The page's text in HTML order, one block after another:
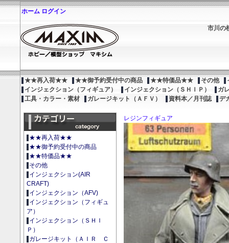
ホーム ログイン
市川の
★★再入荷★★ ★★御予約受付中の商品 ★★特価品★★ その他
インジェクション（フィギュア）
インジェクション（ＳＨＩＰ）
ガ
工具・カラー・素材
ガレージキット（ＡＦＶ） 資料本／月刊誌 デ
★★再入荷★★
★★御予約受付中の商品
★★特価品★★
その他
インジェクション(AIR
CRAFT)
インジェクション（AFV)
インジェクション（フィギュ
ア）
インジェクション（ＳＨＩ
Ｐ）
ガレージキット（ＡＩＲ Ｃ
レジンフィギュア